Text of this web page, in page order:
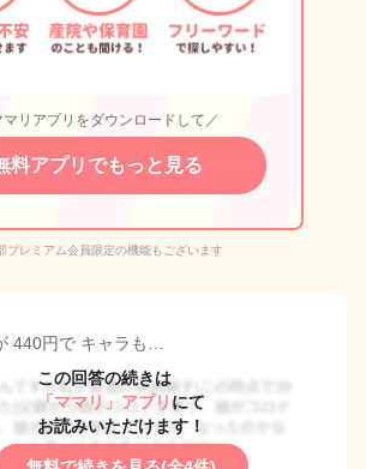
マリアプリをダウンロードして／
料アプリでもっと見る
プレミアム会員限定の機能もございます
440円で キャラも…
この回答の続きは
「ママリ」アプリ にて
お読みいただけます！